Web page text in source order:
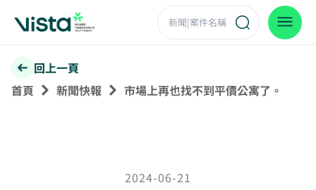
回上一頁
首頁
新聞快報 市場上再也找不到平價公寓了。
2024-06-21